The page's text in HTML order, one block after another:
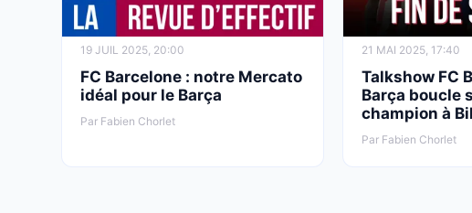
19 JUIL 2025, 20:00
FC Barcelone : notre Mercato
idéal pour le Barça
Par Fabien Chorlet
21 MAI 2025, 17:40
Talkshow FC
Barça boucle
champion à
Par Fabien Chorlet